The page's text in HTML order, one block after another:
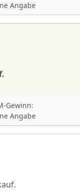
Angabe
Gewinn:
Angabe